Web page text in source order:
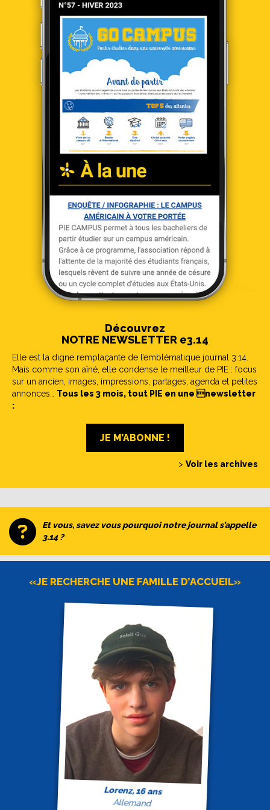
naturelles ainsi qu’à la chaleur de son peuple.
Découvrez
NOTRE NEWSLETTER e3.14
Elle est la digne remplaçante de l’emblématique journal 3.14.
Mais comme son aîné, elle condense le meilleur de PIE : focus
sur un ancien, images, impressions, partages, agenda et petites
annonces… Tous les 3 mois, tout PIE en une newsletter
:
JE M’ABONNE !
> Voir les archives
Et vous, savez vous pourquoi notre journal s’appelle
3.14 ?
«JE RECHERCHE UNE FAMILLE D’ACCUEIL»
Lorenz, 16 ans
Allemand